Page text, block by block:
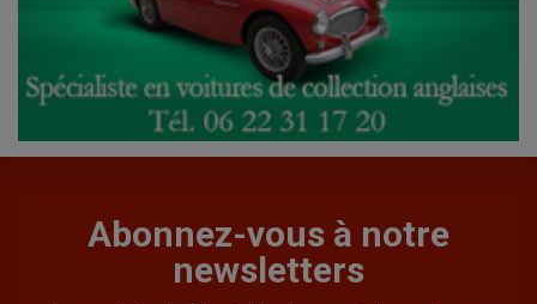
Abonnez-vous à notre
newsletters